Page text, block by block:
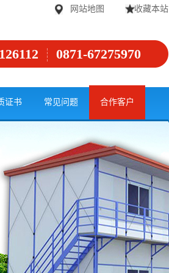
网站地图 收藏本站
0871-67275970
证书 常见问题 合作客户